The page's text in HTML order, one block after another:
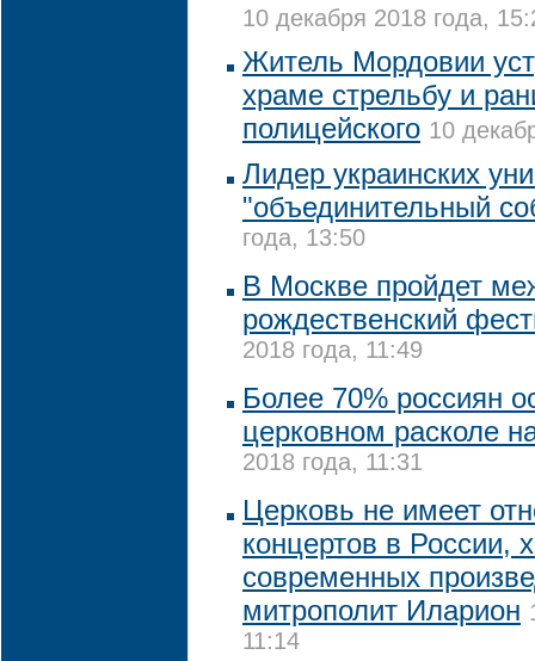
10 декабря 2018 года,
Житель Мордовии
храме стрельбу и
полицейского 10
Лидер украинских
"объединительный
года, 13:50
В Москве пройдет
рождественский
2018 года, 11:49
Более 70% россиян
церковном расколе
2018 года, 11:31
Церковь не имеет
концертов в России,
современных
митрополит Иларион
11:14